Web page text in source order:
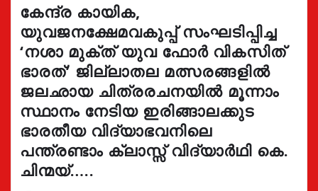
കേന്ദ്ര കായിക,
യുവജനക്ഷേമവകുപ്പ് സംഘടിപ്പിച്ച
‘നശാ മുക്ത് യുവ ഫോർ വികസിത്
ഭാരത്’ ജില്ലാതല മത്സരങ്ങളിൽ
ജലഛായ ചിത്രരചനയിൽ മൂന്നാം
സ്ഥാനം നേടിയ ഇരിങ്ങാലക്കുട
ഭാരതീയ വിദ്യാഭവനിലെ
പന്ത്രണ്ടാം ക്ലാസ്സ് വിദ്യാർഥി കെ.
ചിന്മയ്…..